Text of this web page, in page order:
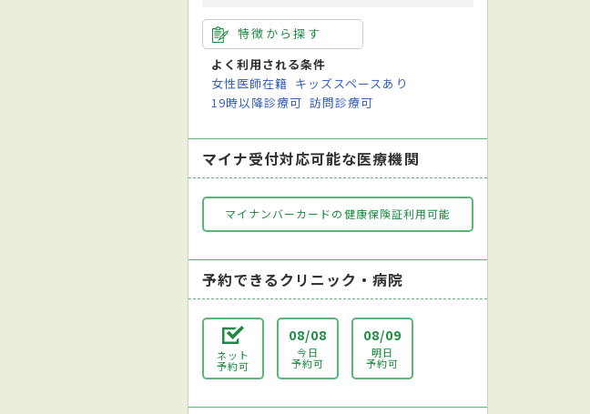
特徴から探す
よく利用される条件
女性医師在籍 キッズスペースあり
19時以降診療可 訪問診療可
マイナ受付対応可能な医療機関
マイナンバーカードの健康保険証利用可能
予約できるクリニック・病院
ネット
予約可
08/08
今日
予約可
08/09
明日
予約可